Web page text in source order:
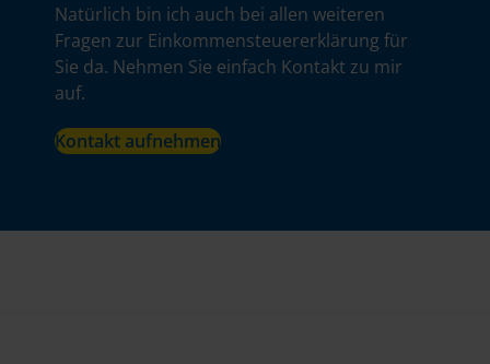
Natürlich bin ich auch bei allen weiteren
Fragen zur Einkommensteuererklärung für
Sie da. Nehmen Sie einfach Kontakt zu mir
auf.
Kontakt aufnehmen